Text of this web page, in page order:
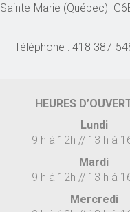
Sainte-Marie (Québec)
Téléphone : 418 387-
HEURES
Lundi
9 h à 12h // 13 h à
Mardi
9 h à 12h // 13 h à
Mercredi